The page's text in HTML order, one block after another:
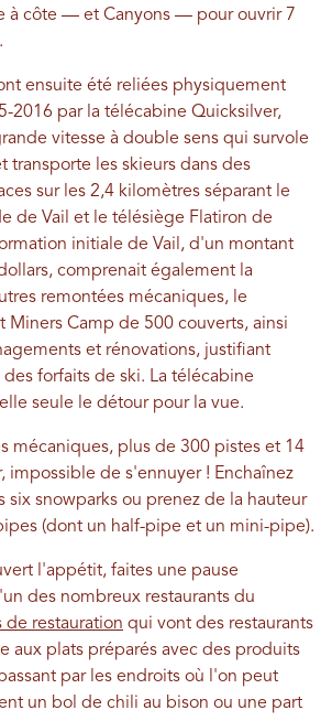
à côte — et Canyons — pour ouvrir 7
ensuite été reliées physiquement
2016 par la télécabine Quicksilver,
vitesse à double sens qui survole
transporte les skieurs dans des
sur les 2,4 kilomètres séparant le
de Vail et le télésiège Flatiron de
initiale de Vail, d'un montant
comprenait également la
remontées mécaniques, le
Miners Camp de 500 couverts, ainsi
et rénovations, justifiant
forfaits de ski. La télécabine
seule le détour pour la vue.
mécaniques, plus de 300 pistes et 14
impossible de s'ennuyer ! Enchaînez
six snowparks ou prenez de la hauteur
(dont un half-pipe et un mini-pipe).
l'appétit, faites une pause
des nombreux restaurants du
de restauration qui vont des restaurants
aux plats préparés avec des produits
par les endroits où l'on peut
un bol de chili au bison ou une part